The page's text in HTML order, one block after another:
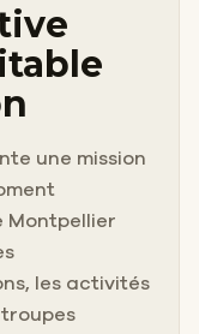
une mission
Montpellier
les activités